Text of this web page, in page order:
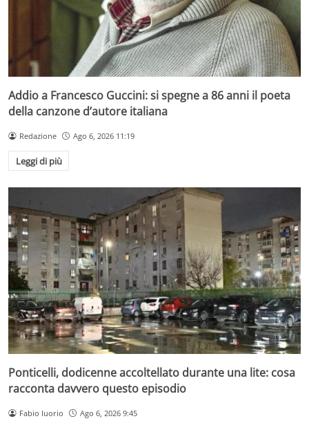
Addio a Francesco Guccini: si spegne a 86 anni il poeta
della canzone d’autore italiana
Redazione Ago 6, 2026 11:19
Leggi di più
Ponticelli, dodicenne accoltellato durante una lite: cosa
racconta davvero questo episodio
Fabio Iuorio Ago 6, 2026 9:45